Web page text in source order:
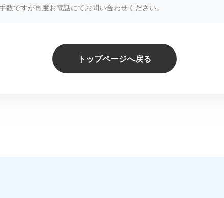
数ですが再度お電話にてお問い合わせください。
トップページへ戻る